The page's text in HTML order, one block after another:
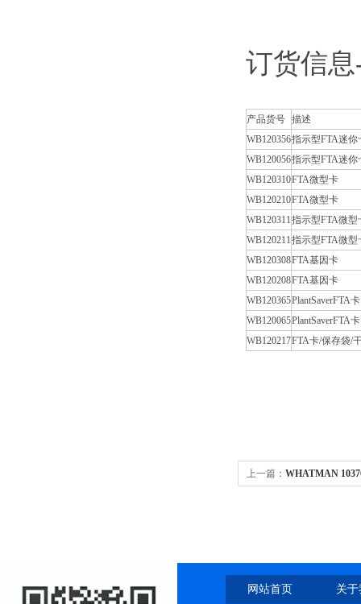
订货信
产品货号 描述
WB120356指示型FTA迷你
WB120056指示型FTA迷你
WB120310FTA微型卡
WB120210FTA微型卡
WB120311指示型FTA微型
WB120211指示型FTA微型
WB120308FTA基因卡
WB120208FTA基因卡
WB120365PlantSaverFTA卡
WB120065PlantSaverFTA卡
WB120217FTA卡/保存袋/
上一篇： WHATMAN
网站首页 关